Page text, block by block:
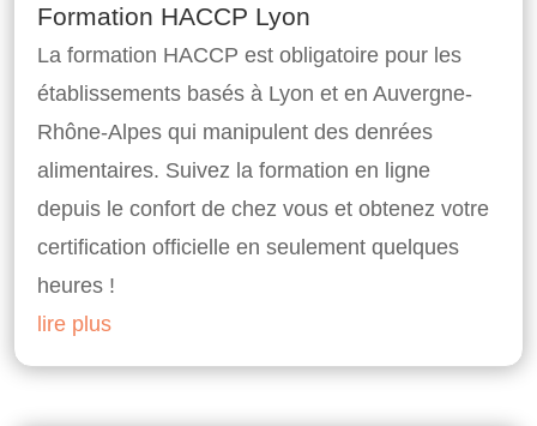
Formation HACCP Lyon
La formation HACCP est obligatoire pour les
établissements basés à Lyon et en Auvergne-
Rhône-Alpes qui manipulent des denrées
alimentaires. Suivez la formation en ligne
depuis le confort de chez vous et obtenez votre
certification officielle en seulement quelques
heures !
lire plus